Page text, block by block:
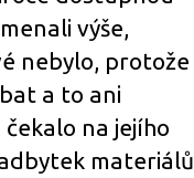
výše,
nebylo, protože
a to ani
na jejího
materiálů